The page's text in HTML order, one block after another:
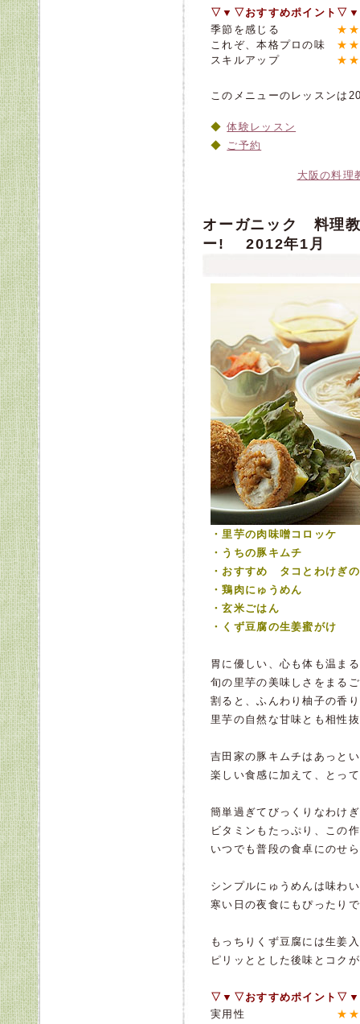
▽▼▽おすすめポイント
季節を感じる
これぞ、本格プロの味
スキルアップ
このメニューのレッスンは
体験レッスン
ご予約
大阪の料理
オーガニック 料理
ー! 2012年1月
・里芋の肉味噌コロッケ
・うちの豚キムチ
・おすすめ タコとわけぎ
・鶏肉にゅうめん
・玄米ごはん
・くず豆腐の生姜蜜がけ
胃に優しい、心も体も温ま
旬の里芋の美味しさをまる
割ると、ふんわり柚子の香
里芋の自然な甘味とも相性
吉田家の豚キムチはあっと
楽しい食感に加えて、とっ
簡単過ぎてびっくりなわけ
ビタミンもたっぷり、この
いつでも普段の食卓にのせ
シンプルにゅうめんは味わ
寒い日の夜食にもぴったり
もっちりくず豆腐には生姜
ピリッととした後味とコク
▽▼▽おすすめポイント
実用性